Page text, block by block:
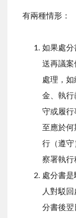
有兩種情形：
如果處分
送再議案
處理，
金、執行
守或履行
至應於何
行（遵守
察署執行
處分書
人對駁
分書後翌